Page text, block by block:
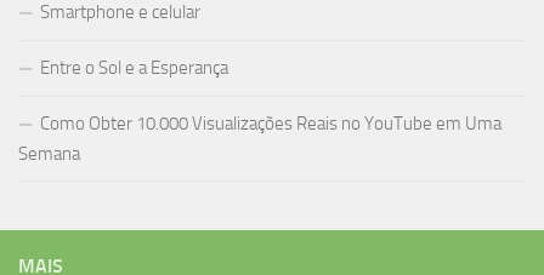
Smartphone e celular
Entre o Sol e a Esperança
Como Obter 10.000 Visualizações Reais no YouTube em Uma
Semana
MAIS